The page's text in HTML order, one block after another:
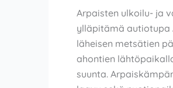
Arpaisten ulkoilu- ja
ylläpitämä autiotupa
läheisen metsätien
ahontien
suunta.